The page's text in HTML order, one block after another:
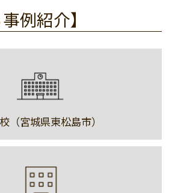
例紹介】
（宮城県東松島市）